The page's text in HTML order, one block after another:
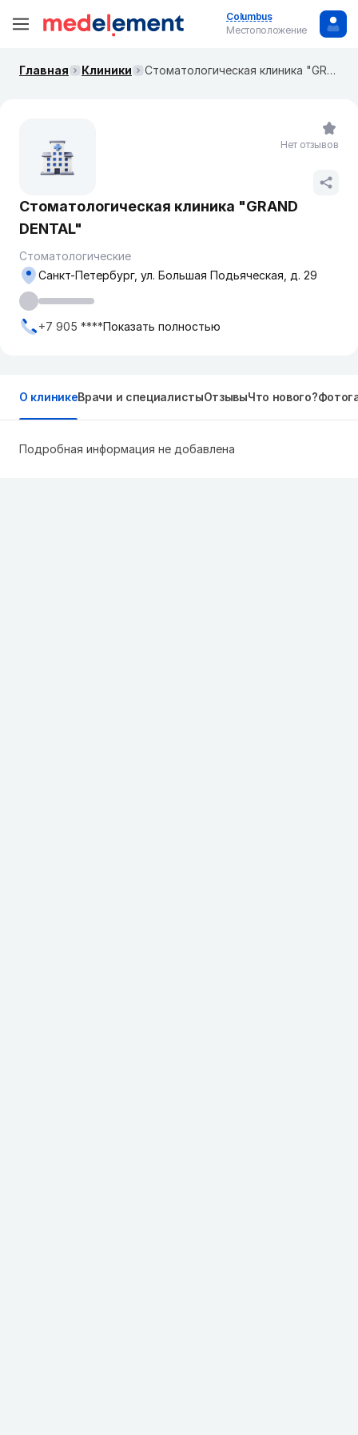
Columbus
Местоположение
Главная Клиники Стоматологическая клиника "GRAND DENTAL"
Стоматологическая клиника "GRAND
DENTAL"
Стоматологические
Санкт-Петербург, ул. Большая Подьяческая, д. 29
+7 905 ****Показать полностью
Нет отзывов
О клиникеВрачи и специалистыОтзывыЧто нового?
Подробная информация не добавлена